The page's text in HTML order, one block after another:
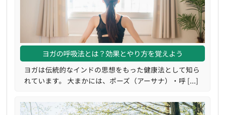
ヨガの呼吸法とは？効果とやり方を覚えよう
ヨガは伝統的なインドの思想をもった健康法として知ら
れています。 大まかには、ポーズ（アーサナ）・呼 [...]